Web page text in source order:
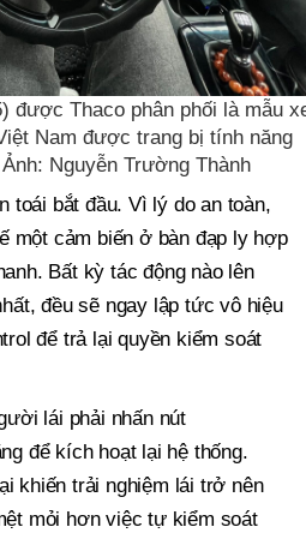
được Thaco phân phối là mẫu
Nam được trang bị tính năng
Nguyễn Trường Thành
toái bắt đầu. Vì lý do an toàn,
một cảm biến ở bàn đạp ly hợp
Bất kỳ tác động nào lên
đều sẽ ngay lập tức vô hiệu
để trả lại quyền kiểm soát
lái phải nhấn nút
để kích hoạt lại hệ thống.
khiến trải nghiệm lái trở nên
mỏi hơn việc tự kiểm soát